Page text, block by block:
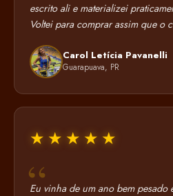
escrito ali e materializei
Voltei para comprar assim que o
Carol Letícia Pavanelli
Guarapuava, PR
★★★★★
Eu vinha de um ano bem pesado